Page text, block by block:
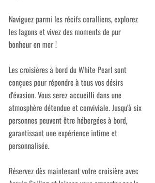
Naviguez parmi les récifs coralliens, explorez
les lagons et vivez des moments de pur
bonheur en mer ​!
Les croisières à bord du White Pearl sont
conçues pour répondre à tous vos désirs
d'évasion. Vous serez accueilli dans une
atmosphère détendue et conviviale. Jusqu'à six
personnes peuvent être hébergées à bord,
garantissant une expérience intime et
personnalisée.
Réservez dès maintenant votre croisière avec